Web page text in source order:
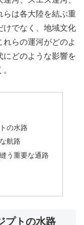
らは各大陸を結ぶ重
けでなく、地域文化
らの運河がどのよ
にどのような影響を
の水路
航路
う重要な通路
プトの水路